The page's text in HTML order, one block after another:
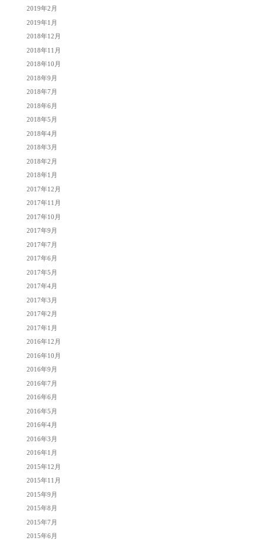
2019年2月
2019年1月
2018年12月
2018年11月
2018年10月
2018年9月
2018年7月
2018年6月
2018年5月
2018年4月
2018年3月
2018年2月
2018年1月
2017年12月
2017年11月
2017年10月
2017年9月
2017年7月
2017年6月
2017年5月
2017年4月
2017年3月
2017年2月
2017年1月
2016年12月
2016年10月
2016年9月
2016年7月
2016年6月
2016年5月
2016年4月
2016年3月
2016年1月
2015年12月
2015年11月
2015年9月
2015年8月
2015年7月
2015年6月